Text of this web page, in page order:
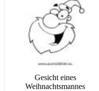
Gesicht eines
Weihnachtsmannes